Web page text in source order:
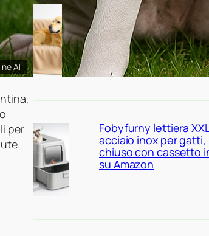
AI
per
Dreamzie coperta
impermeabile per cani
cm, copridivano
sconto per chi vive
salotto
Fobyfurny lettiera
acciaio inox per gatti,
chiuso con cassetto
su Amazon